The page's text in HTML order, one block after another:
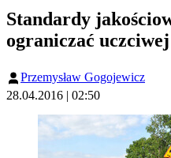
Standardy
ograniczać
Przemysław Gogojewicz
28.04.2016 | 02:50